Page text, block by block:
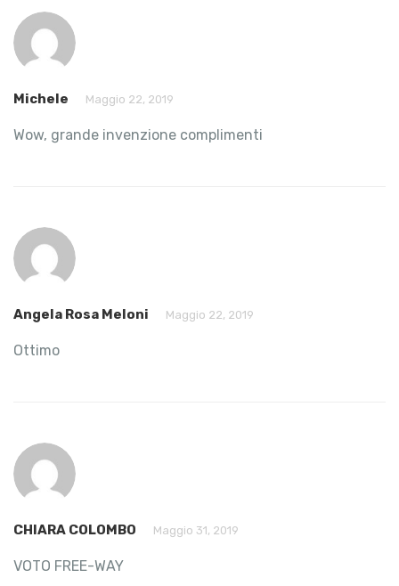
Michele Maggio 22, 2019
Wow, grande invenzione complimenti
Angela Rosa Meloni Maggio 22, 2019
Ottimo
CHIARA COLOMBO Maggio 31, 2019
VOTO FREE-WAY